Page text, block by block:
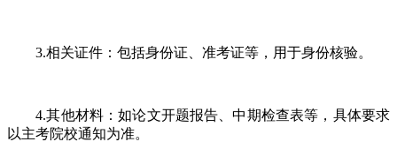
3.相关证件：包括身份证、准考证等，用于身份核验。
4.其他材料：如论文开题报告、中期检查表等，具体要求
以主考院校通知为准。